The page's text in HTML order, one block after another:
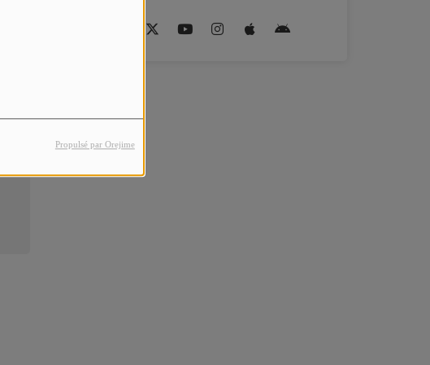
Propulsé par Orejime